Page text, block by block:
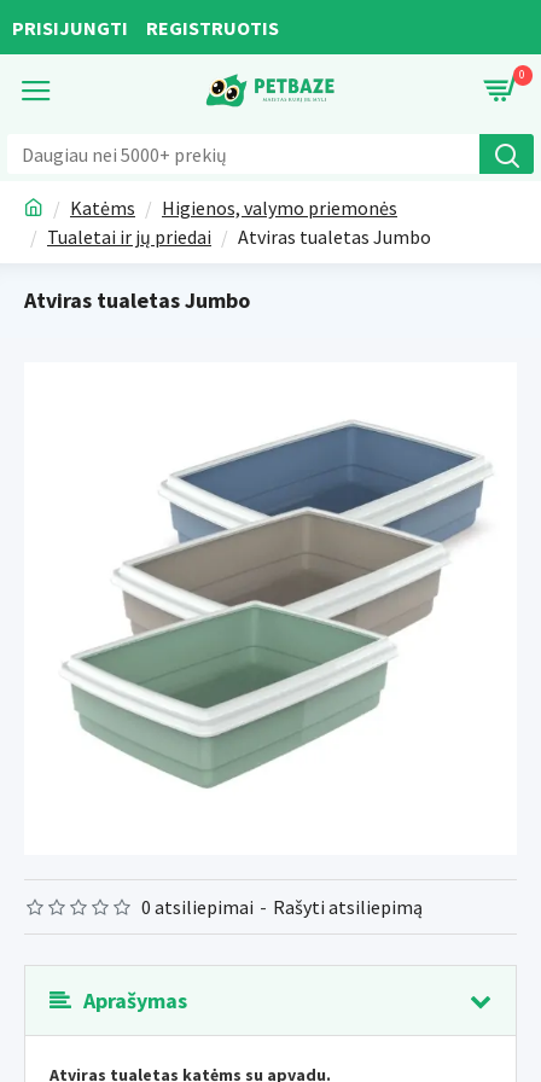
PRISIJUNGTI REGISTRUOTIS
0
Katėms
Higienos, valymo priemonės
Tualetai ir jų priedai
Atviras tualetas Jumbo
Atviras tualetas Jumbo
0 atsiliepimai - Rašyti atsiliepimą
Aprašymas
Atviras tualetas katėms su apvadu.